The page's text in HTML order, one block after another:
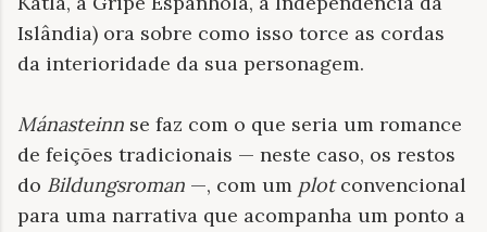
Islândia) ora sobre como isso torce as cordas
da interioridade da sua personagem.
Mánasteinn se faz com o que seria um romance
de feições tradicionais — neste caso, os restos
do Bildungsroman —, com um plotconvencional
para uma narrativa que acompanha um ponto a